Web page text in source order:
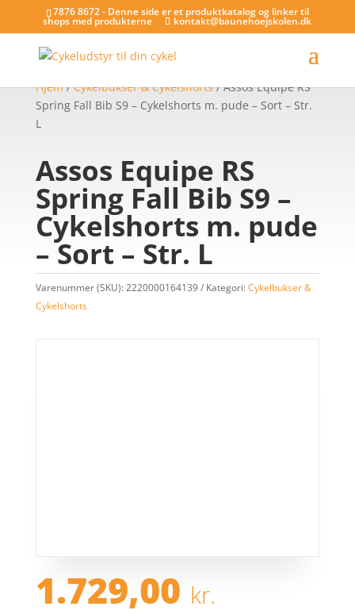
7876 8672 - Denne side er et produktkatalog og linker til
shops med produkterne kontakt@baunehoejskolen.dk
Hjem/Cykelbukser & Cykelshorts/ Assos Equipe RS
Spring Fall Bib S9 – Cykelshorts m. pude – Sort – Str.
L
Assos Equipe RS
Spring Fall Bib S9 –
Cykelshorts m. pude
– Sort – Str. L
Varenummer (SKU):2220000164139 Kategori:Cykelbukser &
Cykelshorts
1.729,00 kr.